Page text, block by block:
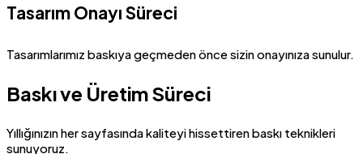
Tasarım Onayı Süreci
Tasarımlarımız baskıya geçmeden önce sizin onayınıza sunulur.
Baskı ve Üretim Süreci
Yıllığınızın her sayfasında kaliteyi hissettiren baskı teknikleri
sunuyoruz.